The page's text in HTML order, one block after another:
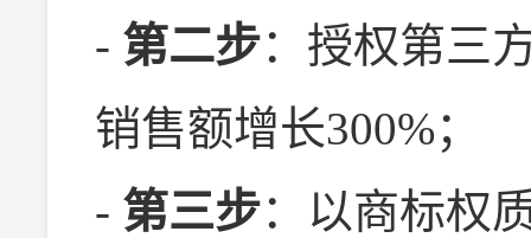
- 第二步：授权第三
销售额增长300%；
- 第三步：以商标权